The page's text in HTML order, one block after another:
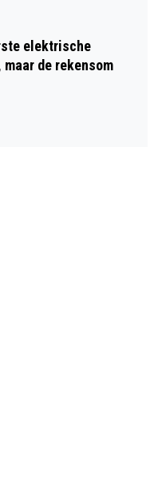
elektrische
de rekensom